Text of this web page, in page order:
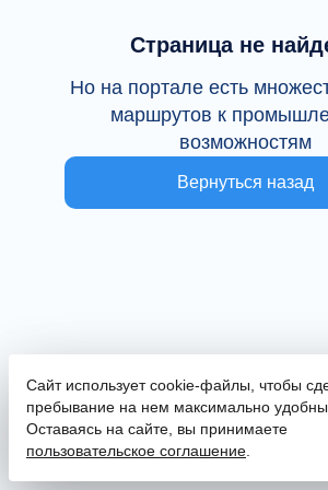
Страница не
Но на портале есть
маршрутов к
возможностям
Вернуться назад
Сайт использует cookie-файлы, чтобы
пребывание на нем максимально
Оставаясь на сайте, вы принимаете
пользовательское соглашение
Сайт находится в тестовой
В случае наличия ошибок или замечаний
сообщить на почтуpromportal@frpkk.ru
написать нам в чатилизаказать